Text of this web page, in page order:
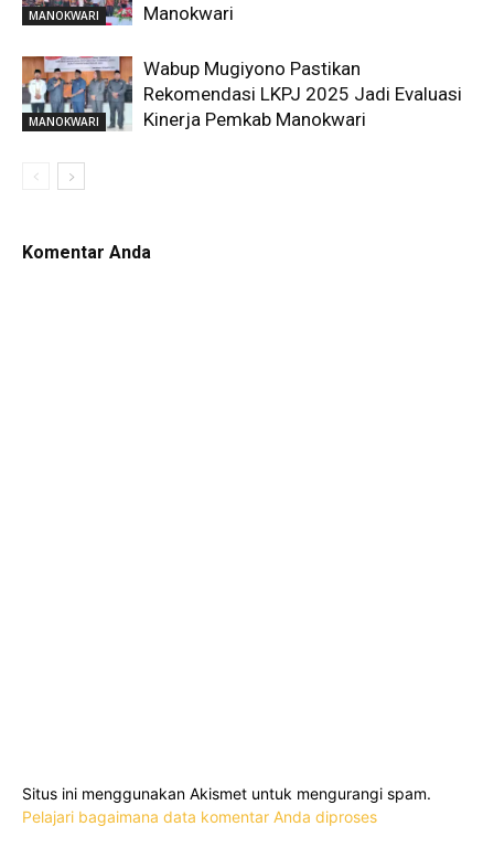
MANOKWARI
Manokwari
MANOKWARI
Wabup Mugiyono Pastikan
Rekomendasi LKPJ 2025 Jadi Evaluasi
Kinerja Pemkab Manokwari
Komentar Anda
Situs ini menggunakan Akismet untuk mengurangi spam.
Pelajari bagaimana data komentar Anda diproses